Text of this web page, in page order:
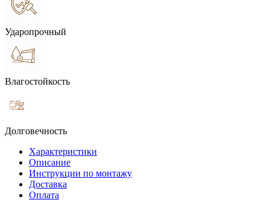
Ударопрочный
Влагостойкость
Долговечность
Характеристики
Описание
Инструкции по монтажу
Доставка
Оплата